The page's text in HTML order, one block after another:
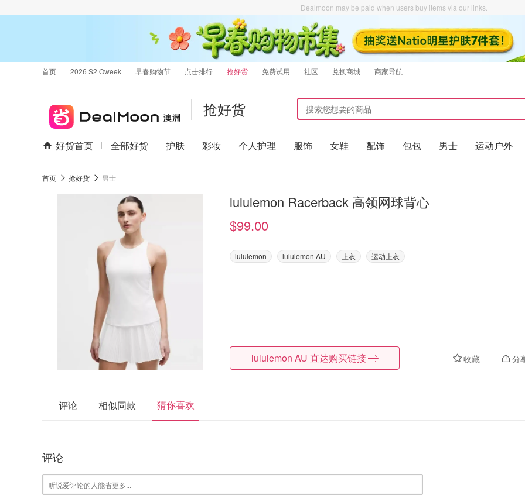
Dealmoon may be paid when users buy items via our links.
首页 2026 S2 Oweek 早春购物节 点击排行 抢好货 免费试用 社区 兑换商城 商家导航
抢好货
好货首页 全部好货 护肤 彩妆 个人护理 服饰 女鞋 配饰 包包 男士 运动户外
首页 抢好货 男士
lululemon Racerback 高领网球背心
$99.00
lululemon lululemon AU 上衣 运动上衣
收藏 分
lululemon AU 直达购买链接
评论 相似同款 猜你喜欢
评论